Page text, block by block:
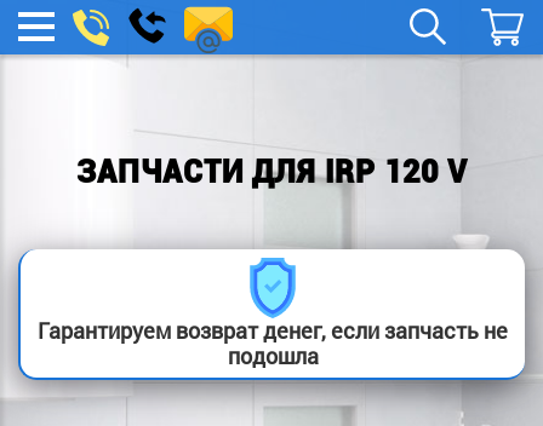
МЕНЮ
boylera@yandex.ru
Заказать
звонок
ЗАПЧАСТИ ДЛЯ IRP 120 V
Гарантируем возврат денег, если запчасть не
подошла